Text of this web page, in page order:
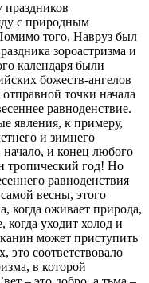
с природным
того, Навруз был
зороастризма и
календаря были
божеств-ангелов
точки начала
равноденствие.
явления, к примеру,
и зимнего
начало, и конец любого
тропический год! Но
равноденствия
весны, этого
когда оживает природа,
когда уходит холод и
может приступить
соответствовало
в которой